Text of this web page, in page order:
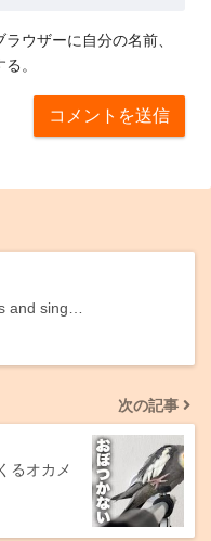
ウザーに自分の名前、
。
and sing…
次の記事
るオカメ